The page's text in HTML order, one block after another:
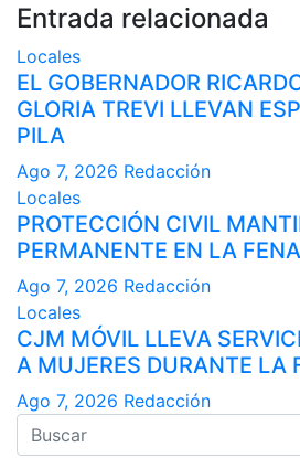
Entrada relacionada
Locales
EL GOBERNADOR
GLORIA TREVI LLEVAN
PILA
Ago 7, 2026 Redacción
Locales
PROTECCIÓN CIVIL
PERMANENTE EN LA
Ago 7, 2026 Redacción
Locales
CJM MÓVIL LLEVA
A MUJERES DURANTE LA
Ago 7, 2026 Redacción